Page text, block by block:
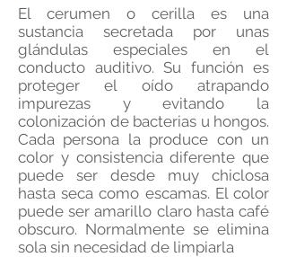
El cerumen o cerilla es una
sustancia secretada por unas
glándulas especiales en el
conducto auditivo. Su función es
proteger el oído atrapando
impurezas y evitando la
colonización de bacterias u hongos.
Cada persona la produce con un
color y consistencia diferente que
puede ser desde muy chiclosa
hasta seca como escamas. El color
puede ser amarillo claro hasta café
obscuro. Normalmente se elimina
sola sin necesidad de limpiarla